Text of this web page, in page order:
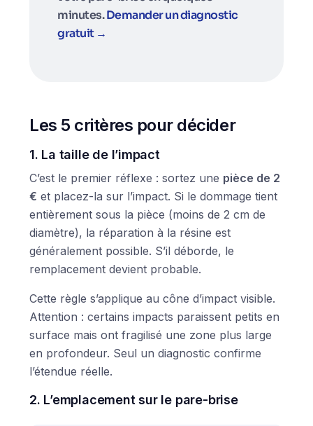
minutes.Demander un diagnostic
gratuit →
Les 5 critères pour décider
1. La taille de l’impact
C’est le premier réflexe : sortez une pièce de 2
€ et placez-la sur l’impact. Si le dommage tient
entièrement sous la pièce (moins de 2 cm de
diamètre), la réparation à la résine est
généralement possible. S’il déborde, le
remplacement devient probable.
Cette règle s’applique au cône d’impact visible.
Attention : certains impacts paraissent petits en
surface mais ont fragilisé une zone plus large
en profondeur. Seul un diagnostic confirme
l’étendue réelle.
2. L’emplacement sur le pare-brise